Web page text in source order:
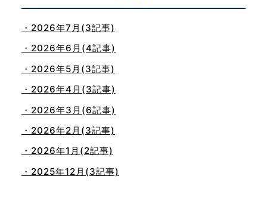
・2026年7月(3記事)
・2026年6月(4記事)
・2026年5月(3記事)
・2026年4月(3記事)
・2026年3月(6記事)
・2026年2月(3記事)
・2026年1月(2記事)
・2025年12月(3記事)